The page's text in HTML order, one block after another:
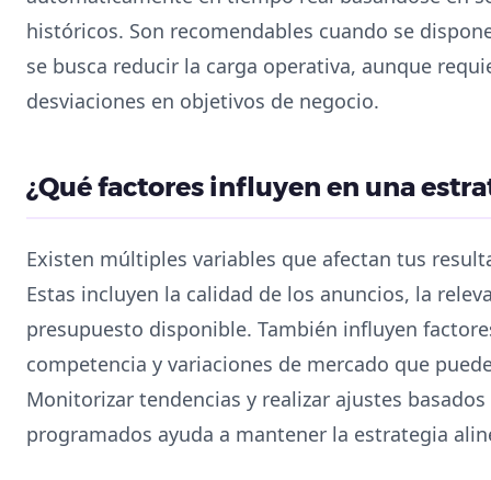
históricos. Son recomendables cuando se
se busca reducir la carga operativa, aunque
desviaciones en objetivos de negocio.
¿Qué factores influyen en una
Existen múltiples variables que afectan tus
Estas incluyen la calidad de los anuncios, la
presupuesto disponible. También influyen
competencia y variaciones de mercado que
Monitorizar tendencias y realizar ajustes
programados ayuda a mantener la estrategia